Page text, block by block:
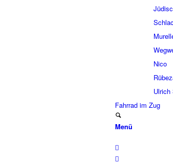
Nico
Ulrich
Fahr­rad im Zug
Menü